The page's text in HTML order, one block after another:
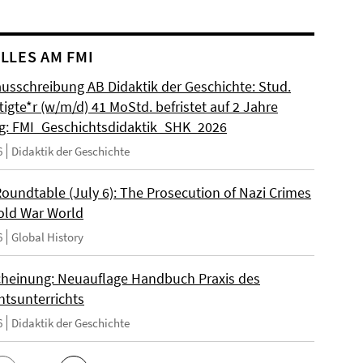
AM FMI
AB Didaktik der Geschichte: Stud.
(w/m/d) 41 MoStd. befristet auf 2 Jahre
FMI_Geschichtsdidaktik_SHK_2026
Didaktik der Geschichte
(July 6): The Prosecution of Nazi Crimes
War World
Global History
Neuauflage Handbuch Praxis des
Didaktik der Geschichte